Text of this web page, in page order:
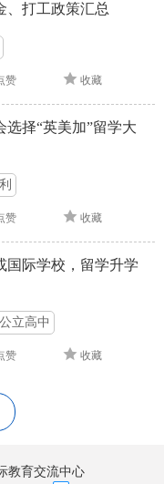
、打工政策汇总
赞 收藏
选择“英美加”留学大
赞 收藏
国际学校，留学升学
公立高中
赞 收藏
教育交流中心